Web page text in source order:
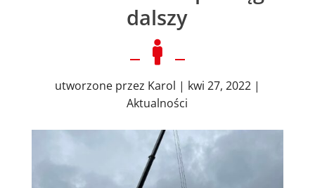
dalszy

utworzone przez Karol | kwi 27, 2022|
Aktualności